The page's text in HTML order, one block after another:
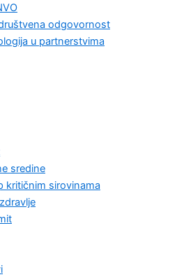
odgovornost
u partnerstvima
sredine
kritičnim sirovinama